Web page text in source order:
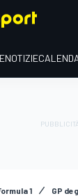
NOTIZIE
1 GP